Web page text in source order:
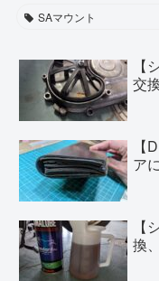
SAマウント
交
ア
換